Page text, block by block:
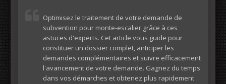
Optimisez le traitement de votre demande de
subvention pour monte-escalier grâce à ces
astuces d'experts. Cet article vous guide pour
constituer un dossier complet, anticiper les
demandes complémentaires et suivre efficacement
l'avancement de votre demande. Gagnez du temps
dans vos démarches et obtenez plus rapidement